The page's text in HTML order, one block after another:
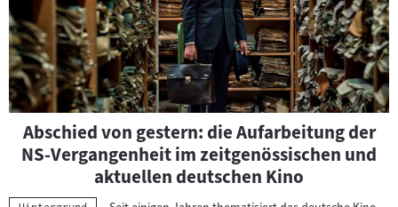
Abschied von gestern: die Aufarbeitung der
NS-Vergangenheit im zeitgenössischen und
aktuellen deutschen Kino